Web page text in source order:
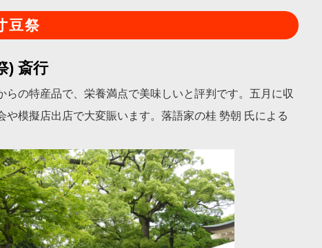
豆祭
) 斎行
の特産品で、栄養満点で美味しいと評判です。五月に収
模擬店出店で大変賑います。落語家の桂 勢朝 氏による